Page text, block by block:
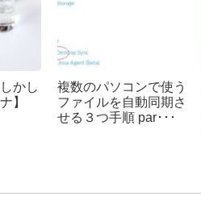
かし
】
複数のパソコンで使う
ファイルを自動同期さ
せる３つ手順 par･･･